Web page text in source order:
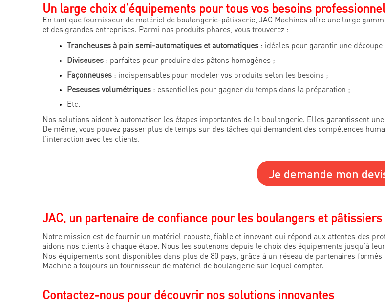
Un large choix d’équipements pour tous vos besoins
En tant que fournisseur de matériel de boulangerie-pâtisserie, JAC Machines offre une large
et des grandes entreprises. Parmi nos produits phares, vous trouverez :
Trancheuses à pain semi-automatiques et automatiques : idéales pour garantir une
Diviseuses : parfaites pour produire des pâtons homogènes ;
Façonneuses : indispensables pour modeler vos produits selon les besoins ;
Peseuses volumétriques : essentielles pour gagner du temps dans la préparation ;
Etc.
Nos solutions aident à automatiser les étapes importantes de la boulangerie. Elles garantissent
De même, vous pouvez passer plus de temps sur des tâches qui demandent des compétences
l'interaction avec les clients.
Je demande mon
JAC, un partenaire de confiance pour les boulangers et pâtissiers
Notre mission est de fournir un matériel robuste, fiable et innovant qui répond aux attentes des
aidons nos clients à chaque étape. Nous les soutenons depuis le choix des équipements jusqu'à
Nos équipements sont disponibles dans plus de 80 pays, grâce à un réseau de partenaires formés
Machine a toujours un fournisseur de matériel de boulangerie sur lequel compter.
Contactez-nous pour découvrir nos solutions innovantes